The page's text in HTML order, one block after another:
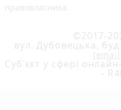
правовласника.
©2017-
вул. Дубовецька,
Cуб'єкт у сфері
-